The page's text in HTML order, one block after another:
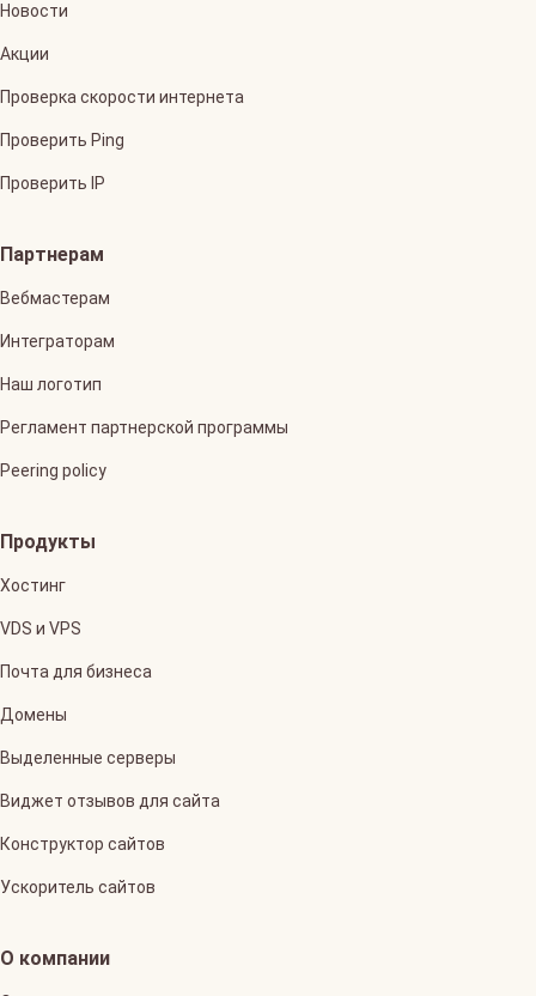
Новости
Акции
Проверка скорости интернета
Проверить Ping
Проверить IP
Партнерам
Вебмастерам
Интеграторам
Наш логотип
Регламент партнерской программы
Peering policy
Продукты
Хостинг
VDS и VPS
Почта для бизнеса
Домены
Выделенные серверы
Виджет отзывов для сайта
Конструктор сайтов
Ускоритель сайтов
О компании